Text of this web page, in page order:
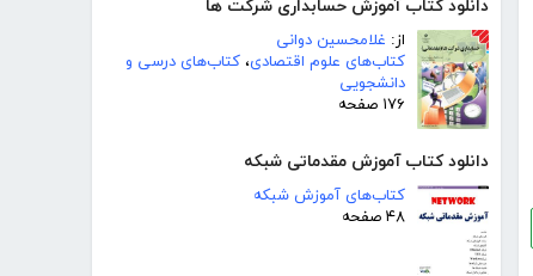
دانلود کتاب آموزش حسابداری شرکت ها
از: غلامحسین دوانی
کتاب‌های علوم اقتصادی، کتاب‌های درسی و
دانشجویی
۱۷۶ صفحه
دانلود کتاب آموزش مقدماتی شبکه
کتاب‌های آموزش شبکه
۴۸ صفحه